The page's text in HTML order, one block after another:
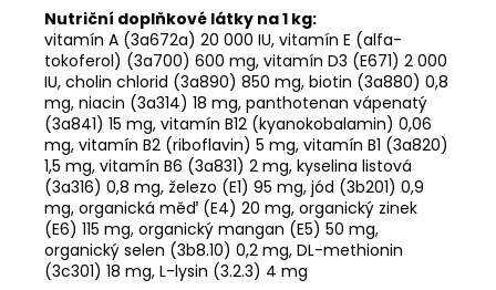
Nutriční doplňkové látky na 1 kg:
vitamín A (3a672a) 20 000 IU, vitamín E (alfa-
tokoferol) (3a700) 600 mg, vitamín D3 (E671) 2 000
IU, cholin chlorid (3a890) 850 mg, biotin (3a880) 0,8
mg, niacin (3a314) 18 mg, panthotenan vápenatý
(3a841) 15 mg, vitamín B12 (kyanokobalamin) 0,06
mg, vitamín B2 (riboflavin) 5 mg, vitamín B1 (3a820)
1,5 mg, vitamín B6 (3a831) 2 mg, kyselina listová
(3a316) 0,8 mg, železo (E1) 95 mg, jód (3b201) 0,9
mg, organická měď (E4) 20 mg, organický zinek
(E6) 115 mg, organický mangan (E5) 50 mg,
organický selen (3b8.10) 0,2 mg, DL-methionin
(3c301) 18 mg, L-lysin (3.2.3) 4 mg